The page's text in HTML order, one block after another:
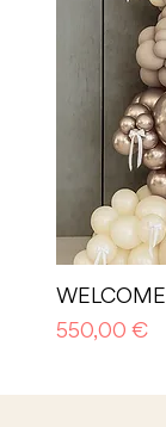
Prezzo
550,00 €